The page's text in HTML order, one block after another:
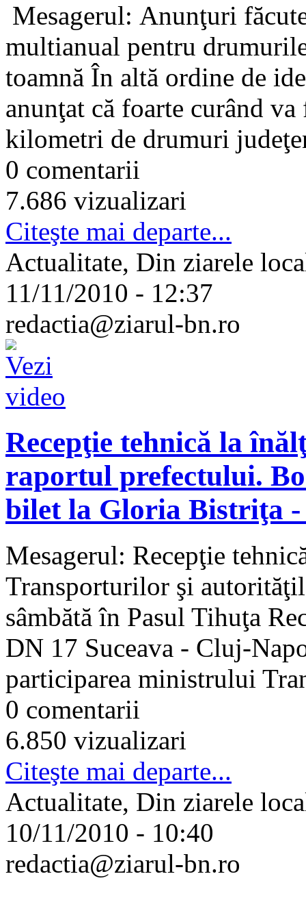
Mesagerul: Anunţuri
multianual pentru
toamnă În altă ordine de
anunţat că foarte curând
kilometri de drumuri
0 comentarii
7.686 vizualizari
Citeşte mai departe...
Actualitate, Din ziarele
11/11/2010 - 12:37
redactia@ziarul-bn.ro
Recepţie tehnică la
raportul prefectului.
bilet la Gloria Bistriţa -
Mesagerul: Recepţie
Transporturilor şi
sâmbătă în Pasul Tihuţa
DN 17 Suceava - Cluj-
participarea ministrului
0 comentarii
6.850 vizualizari
Citeşte mai departe...
Actualitate, Din ziarele
10/11/2010 - 10:40
redactia@ziarul-bn.ro